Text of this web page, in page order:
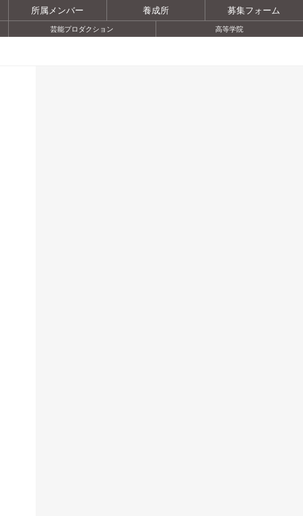
所属メンバー 養成所 募集フォーム
芸能プロダクション 高等学院